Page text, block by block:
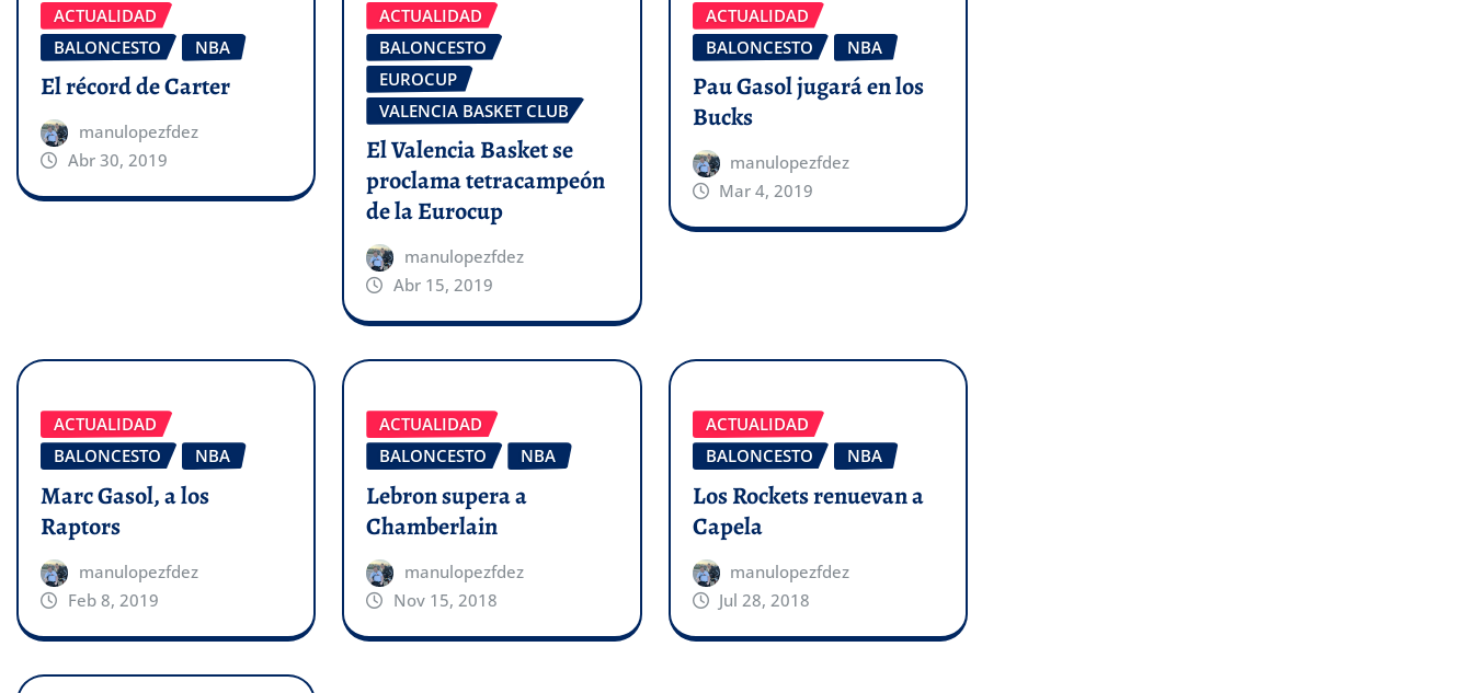
ACTUALIDAD
BALONCESTO
NBA
El récord de Carter
manulopezfdez
Abr 30, 2019
ACTUALIDAD
BALONCESTO
EUROCUP
VALENCIA BASKET CLUB
El Valencia Basket se
proclama tetracampeón
de la Eurocup
manulopezfdez
Abr 15, 2019
ACTUALIDAD
BALONCESTO
NBA
Pau Gasol jugará en los
Bucks
manulopezfdez
Mar 4, 2019
ACTUALIDAD
BALONCESTO
NBA
Marc Gasol, a los
Raptors
manulopezfdez
Feb 8, 2019
ACTUALIDAD
BALONCESTO
NBA
Lebron supera a
Chamberlain
manulopezfdez
Nov 15, 2018
ACTUALIDAD
BALONCESTO
NBA
Los Rockets renuevan a
Capela
manulopezfdez
Jul 28, 2018